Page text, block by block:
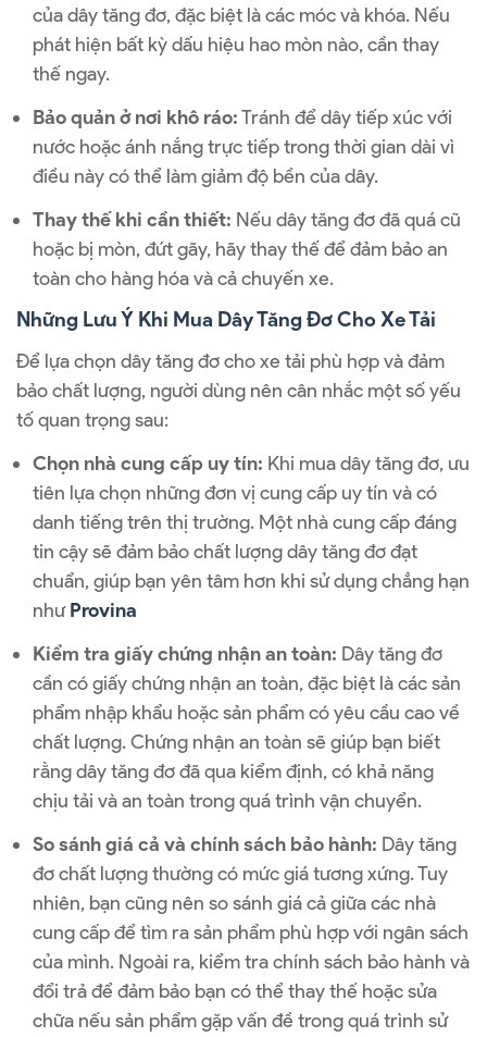
của dây tăng đơ, đặc biệt là các móc và khóa. Nếu
phát hiện bất kỳ dấu hiệu hao mòn nào, cần thay
thế ngay.
Bảo quản ở nơi khô ráo:Tránh để dây tiếp xúc với
nước hoặc ánh nắng trực tiếp trong thời gian dài vì
điều này có thể làm giảm độ bền của dây.
Thay thế khi cần thiết: Nếu dây tăng đơ đã quá cũ
hoặc bị mòn, đứt gãy, hãy thay thế để đảm bảo an
toàn cho hàng hóa và cả chuyến xe.
Những Lưu Ý Khi Mua Dây Tăng Đơ Cho Xe Tải
Để lựa chọn dây tăng đơ cho xe tải phù hợp và đảm
bảo chất lượng, người dùng nên cân nhắc một số yếu
tố quan trọng sau:
Chọn nhà cung cấp uy tín: Khi mua dây tăng đơ, ưu
tiên lựa chọn những đơn vị cung cấp uy tín và có
danh tiếng trên thị trường. Một nhà cung cấp đáng
tin cậy sẽ đảm bảo chất lượng dây tăng đơ đạt
chuẩn, giúp bạn yên tâm hơn khi sử dụng chẳng hạn
nhưProvina
Kiểm tra giấy chứng nhận an toàn: Dây tăng đơ
cần có giấy chứng nhận an toàn, đặc biệt là các sản
phẩm nhập khẩu hoặc sản phẩm có yêu cầu cao về
chất lượng. Chứng nhận an toàn sẽ giúp bạn biết
rằng dây tăng đơ đã qua kiểm định, có khả năng
chịu tải và an toàn trong quá trình vận chuyển.
So sánh giá cả và chính sách bảo hành: Dây tăng
đơ chất lượng thường có mức giá tương xứng. Tuy
nhiên, bạn cũng nên so sánh giá cả giữa các nhà
cung cấp để tìm ra sản phẩm phù hợp với ngân sách
của mình. Ngoài ra, kiểm tra chính sách bảo hành và
đổi trả để đảm bảo bạn có thể thay thế hoặc sửa
chữa nếu sản phẩm gặp vấn đề trong quá trình sử